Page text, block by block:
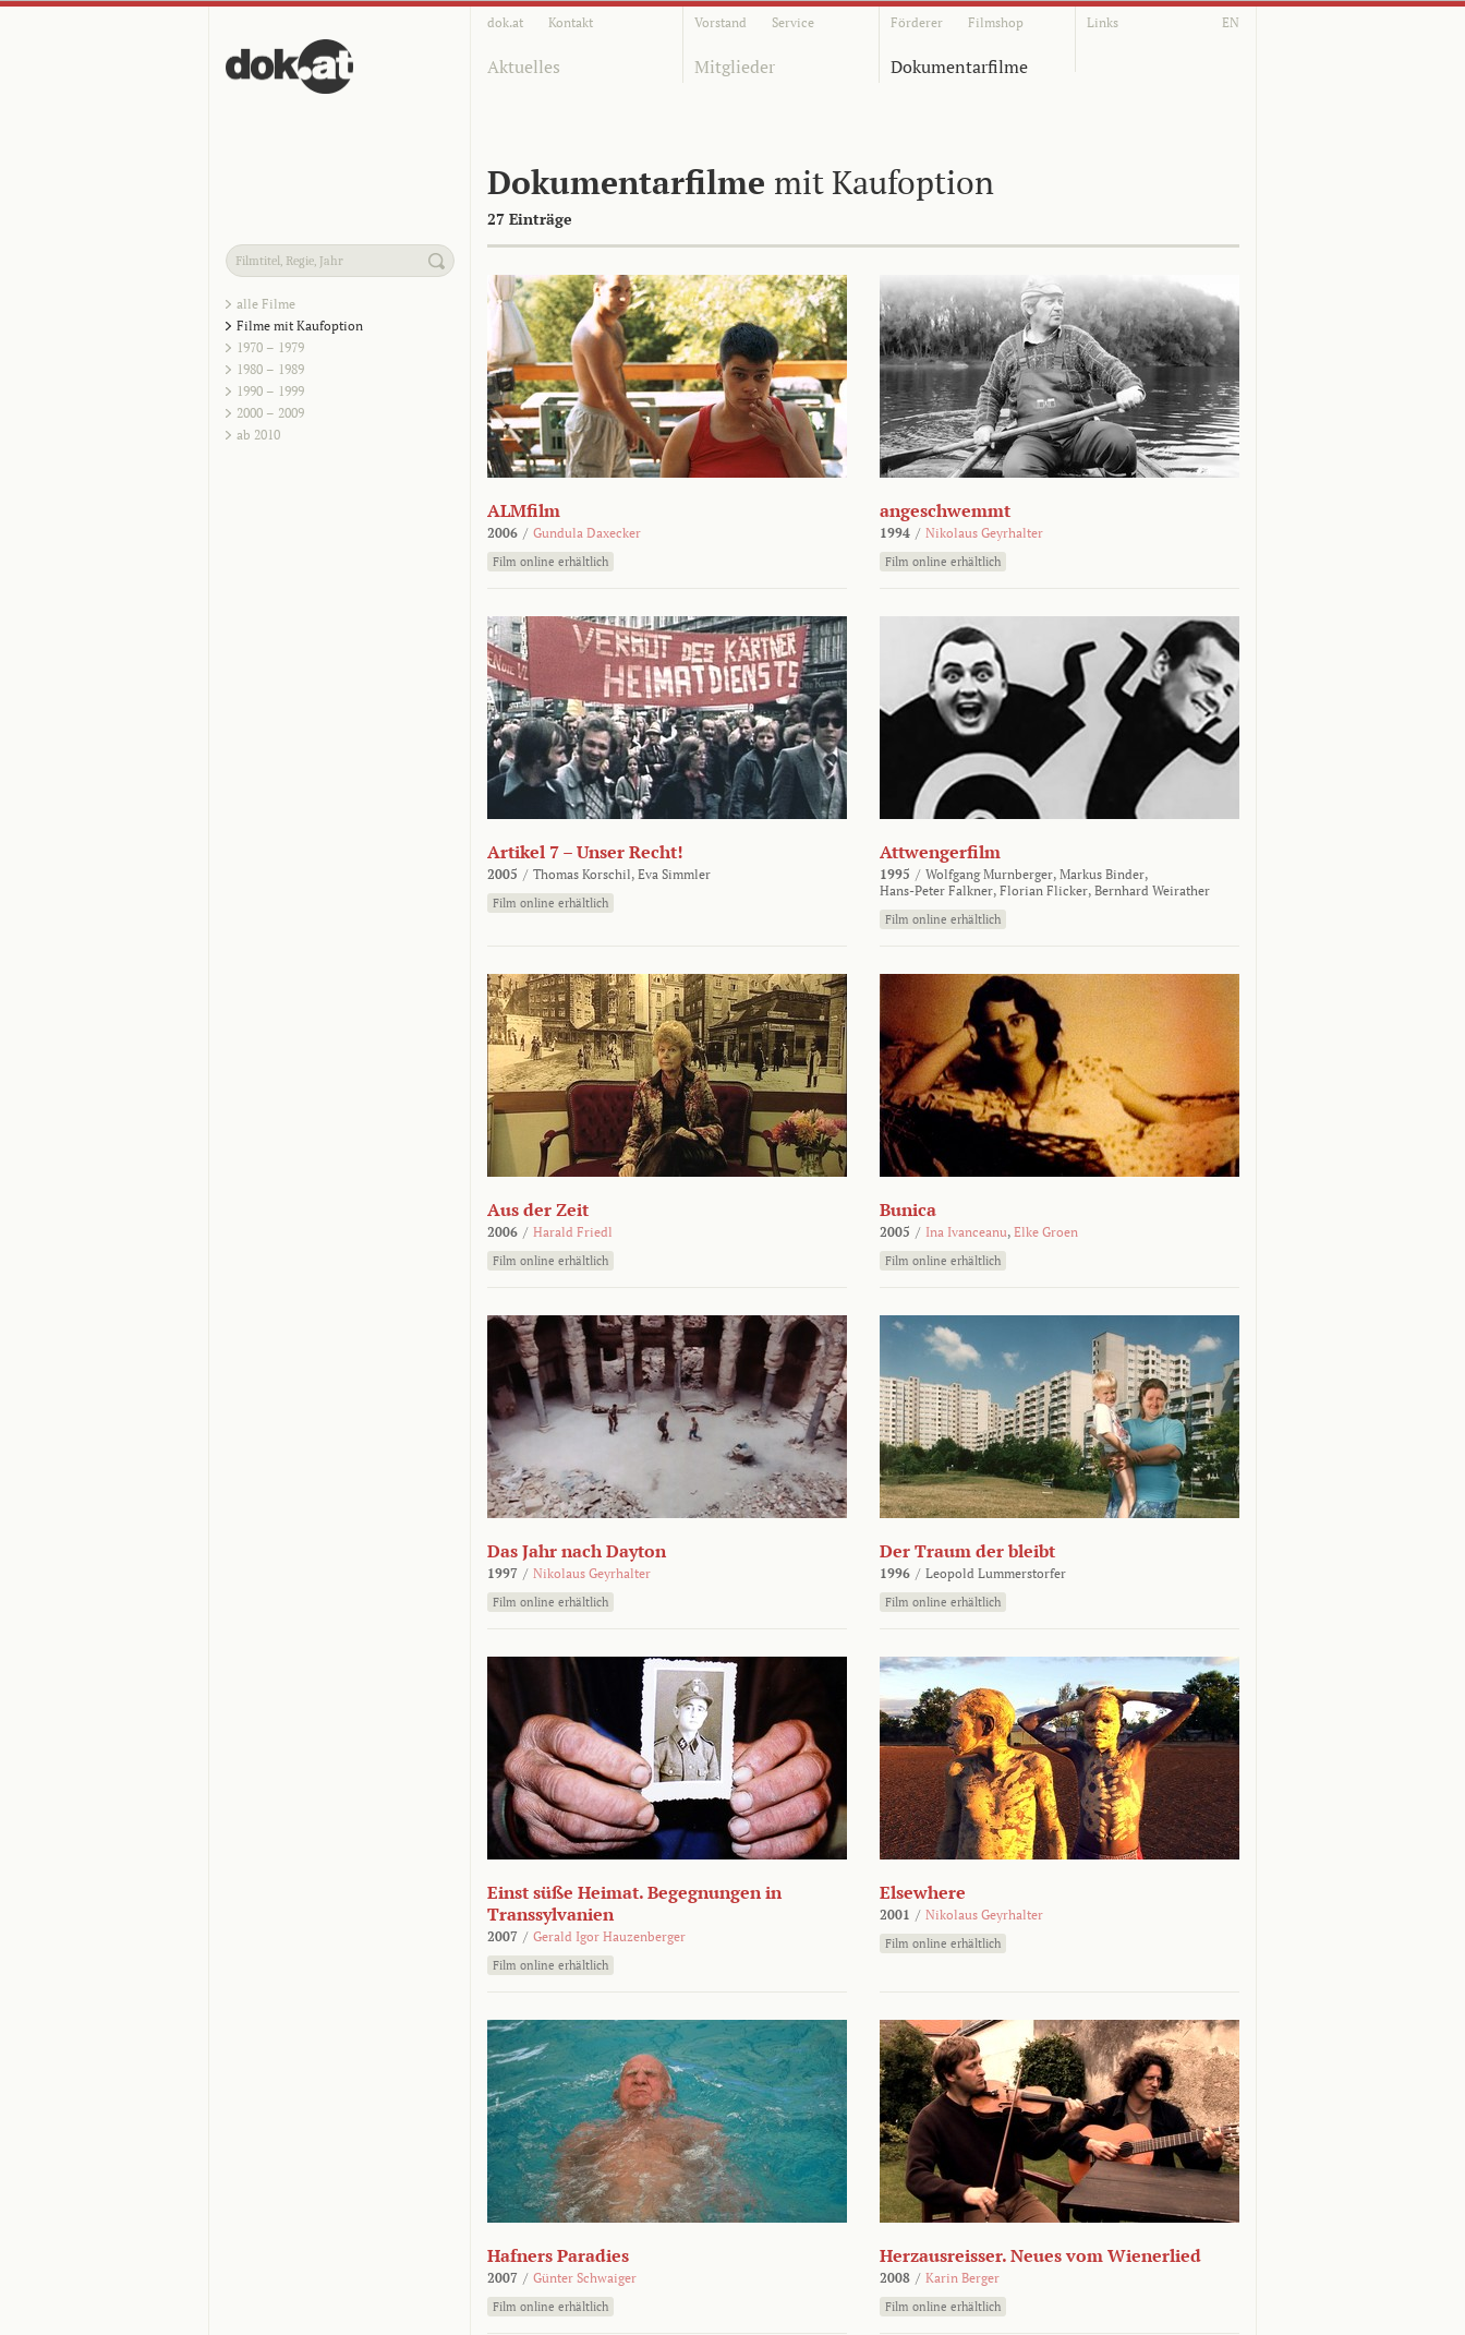
dok.at Kontakt Vorstand Service Förderer Filmshop Links EN
Aktuelles Mitglieder Dokumentarfilme
Dokumentarfilme mit Kaufoption
27 Einträge
alle Filme
Filme mit Kaufoption
1970 – 1979
1980 – 1989
1990 – 1999
2000 – 2009
ab 2010
ALMfilm
2006 / Gundula Daxecker
Film online erhältlich
angeschwemmt
1994 / Nikolaus Geyrhalter
Film online erhältlich
Artikel 7 – Unser Recht!
2005 / Thomas Korschil, Eva Simmler
Film online erhältlich
Attwengerfilm
1995 / Wolfgang Murnberger, Markus Binder,
Hans-Peter Falkner, Florian Flicker, Bernhard Weirather
Film online erhältlich
Aus der Zeit
2006 / Harald Friedl
Film online erhältlich
Bunica
2005 / Ina Ivanceanu, Elke Groen
Film online erhältlich
Das Jahr nach Dayton
1997 / Nikolaus Geyrhalter
Film online erhältlich
Der Traum der bleibt
1996 / Leopold Lummerstorfer
Film online erhältlich
Einst süße Heimat. Begegnungen in
Transsylvanien
2007 / Gerald Igor Hauzenberger
Film online erhältlich
Elsewhere
2001 / Nikolaus Geyrhalter
Film online erhältlich
Hafners Paradies
2007 / Günter Schwaiger
Film online erhältlich
Herzausreisser. Neues vom Wienerlied
2008 / Karin Berger
Film online erhältlich